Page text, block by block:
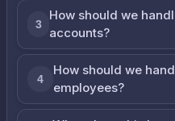
3
How should we
accounts?
4
How should we
employees?